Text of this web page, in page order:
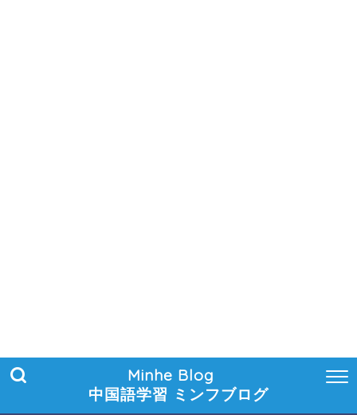
Minhe Blog
中国語学習 ミンフブログ